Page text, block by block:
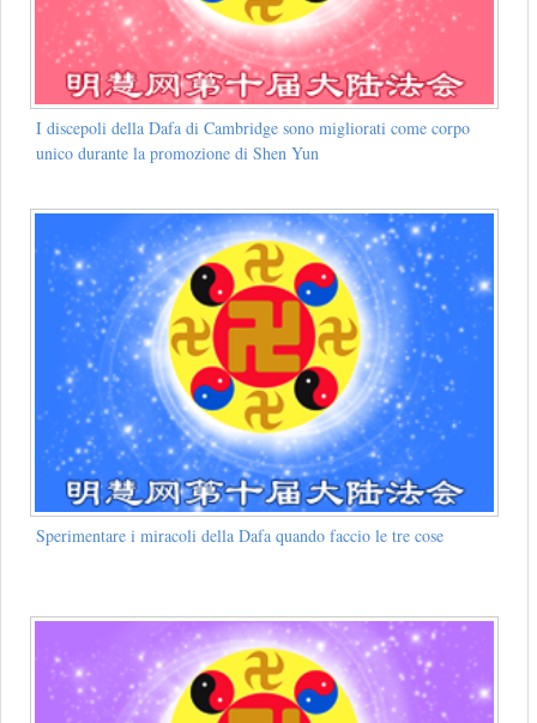
I discepoli della Dafa di Cambridge sono migliorati come corpo
unico durante la promozione di Shen Yun
Sperimentare i miracoli della Dafa quando faccio le tre cose